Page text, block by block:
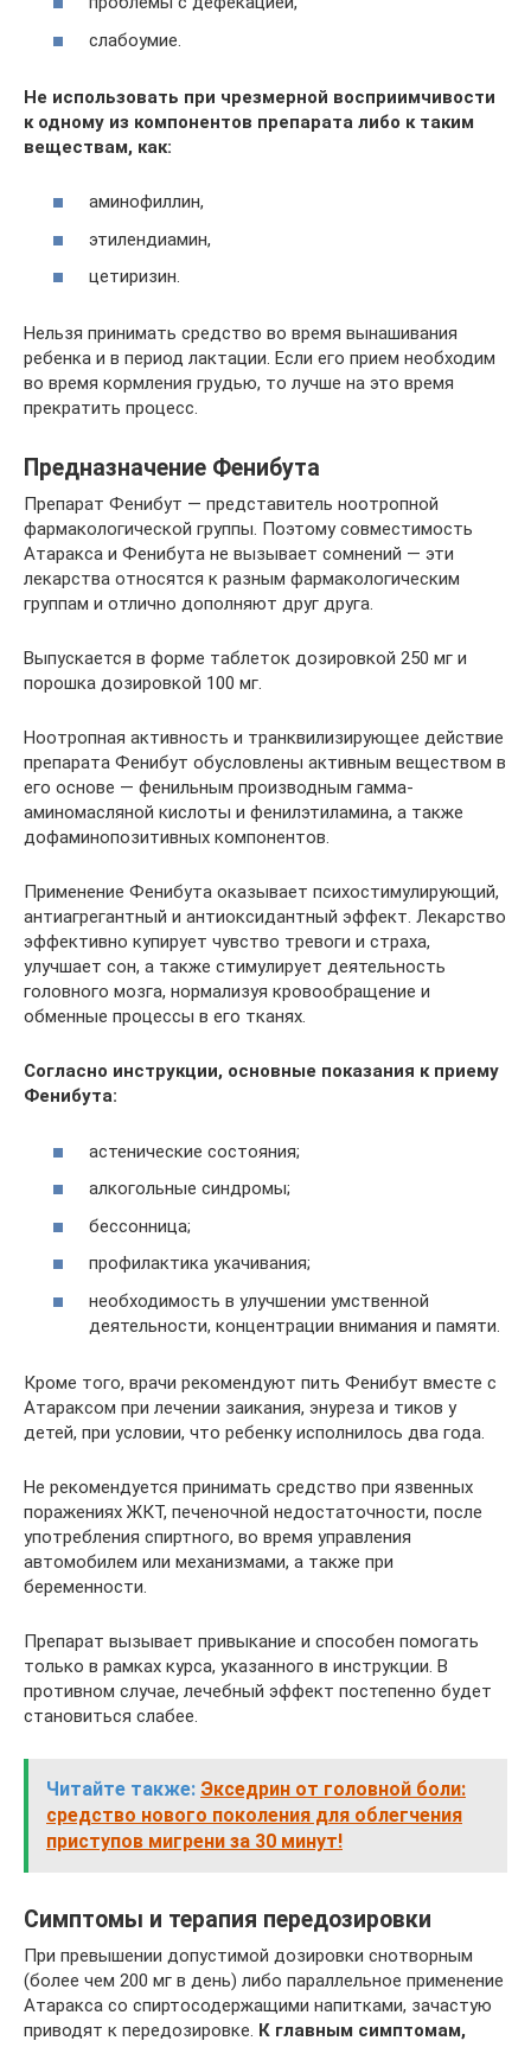
слабоумие.
Не использовать при чрезмерной восприимчивости
к одному из компонентов препарата либо к таким
веществам, как:
аминофиллин,
этилендиамин,
цетиризин.
Нельзя принимать средство во время вынашивания
ребенка и в период лактации. Если его прием необходим
во время кормления грудью, то лучше на это время
прекратить процесс.
Предназначение Фенибута
Препарат Фенибут — представитель ноотропной
фармакологической группы. Поэтому совместимость
Атаракса и Фенибута не вызывает сомнений — эти
лекарства относятся к разным фармакологическим
группам и отлично дополняют друг друга.
Выпускается в форме таблеток дозировкой 250 мг и
порошка дозировкой 100 мг.
Ноотропная активность и транквилизирующее действие
препарата Фенибут обусловлены активным веществом в
его основе — фенильным производным гамма-
аминомасляной кислоты и фенилэтиламина, а также
дофаминопозитивных компонентов.
Применение Фенибута оказывает психостимулирующий,
антиагрегантный и антиоксидантный эффект. Лекарство
эффективно купирует чувство тревоги и страха,
улучшает сон, а также стимулирует деятельность
головного мозга, нормализуя кровообращение и
обменные процессы в его тканях.
Согласно инструкции, основные показания к приему
Фенибута:
астенические состояния;
алкогольные синдромы;
бессонница;
профилактика укачивания;
необходимость в улучшении умственной
деятельности, концентрации внимания и памяти.
Кроме того, врачи рекомендуют пить Фенибут вместе с
Атараксом при лечении заикания, энуреза и тиков у
детей, при условии, что ребенку исполнилось два года.
Не рекомендуется принимать средство при язвенных
поражениях ЖКТ, печеночной недостаточности, после
употребления спиртного, во время управления
автомобилем или механизмами, а также при
беременности.
Препарат вызывает привыкание и способен помогать
только в рамках курса, указанного в инструкции. В
противном случае, лечебный эффект постепенно будет
становиться слабее.
Читайте также: Экседрин от головной боли:
средство нового поколения для облегчения
приступов мигрени за 30 минут!
Симптомы и терапия передозировки
При превышении допустимой дозировки снотворным
(более чем 200 мг в день) либо параллельное применение
Атаракса со спиртосодержащими напитками, зачастую
приводят к передозировке. К главным симптомам,